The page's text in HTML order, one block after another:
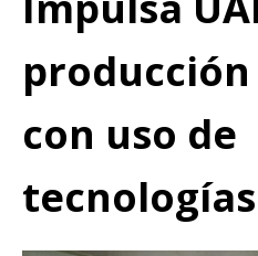
con uso de
tecnologías